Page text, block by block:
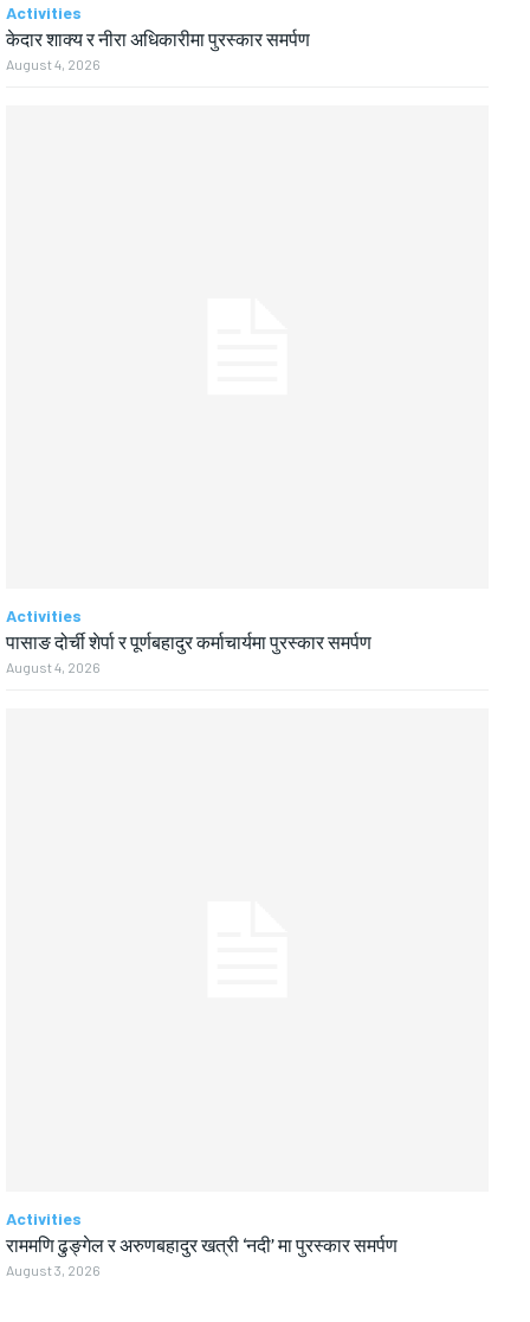
Activities
केदार शाक्य र नीरा अधिकारीमा पुरस्कार समर्पण
August 4, 2026
Activities
पासाङ दोर्ची शेर्पा र पूर्णबहादुर कर्माचार्यमा पुरस्कार समर्पण
August 4, 2026
Activities
राममणि ढुङ्गेल र अरुणबहादुर खत्री ‘नदी’ मा पुरस्कार समर्पण
August 3, 2026